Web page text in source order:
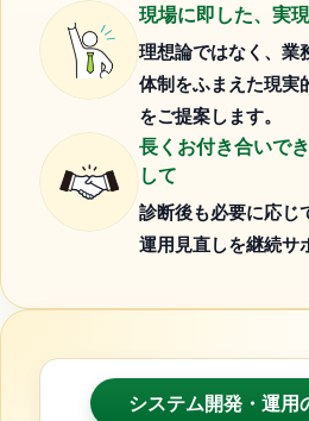
現場に即した、実
理想論ではなく、業
体制をふまえた現実
をご提案します。
長くお付き合いで
して
診断後も必要に応じ
運用見直しを継続サ
システム開発・運用